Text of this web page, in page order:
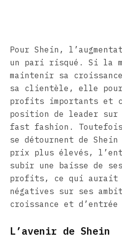
Pour Shein,
un pari risqué. Si la
maintenir sa
sa clientèle, elle
profits importants et
position de leader sur
fast fashion.
se détournent de
prix plus élevés,
subir une baisse de
profits, ce qui aurait
négatives sur ses
croissance et d’entrée
L’avenir de Shein